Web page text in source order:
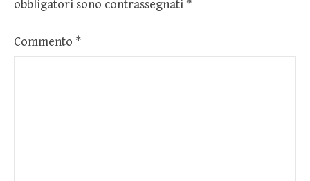
obbligatori sono contrassegnati *
Commento *